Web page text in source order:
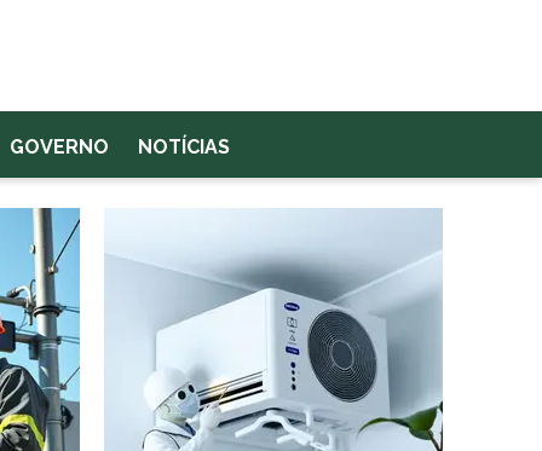
GOVERNO NOTÍCIAS